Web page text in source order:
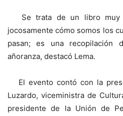
Se trata de un libro muy
jocosamente cómo somos los
pasan; es una recopilación
añoranza, destacó Lema.
El evento contó con la
Luzardo, viceministra de
presidente de la Unión de